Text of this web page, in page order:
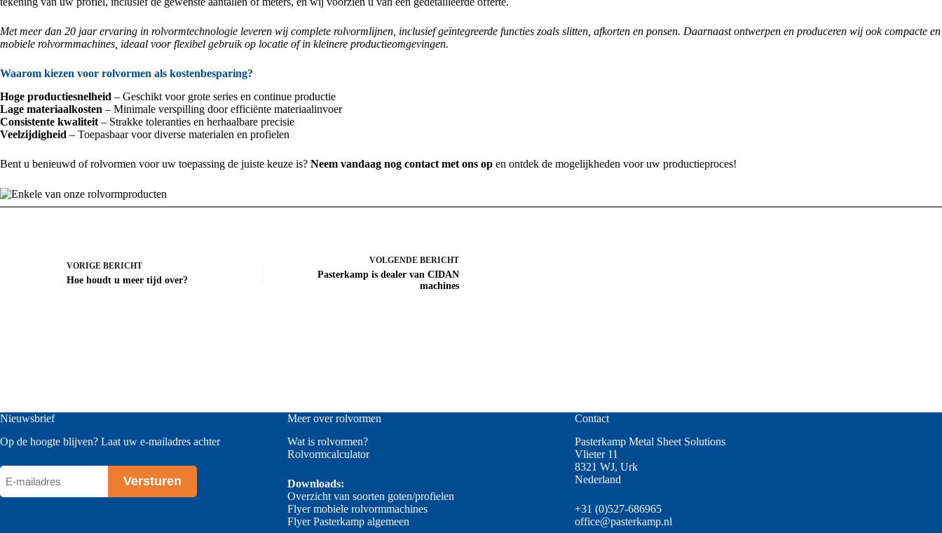
Met meer dan 20 jaar ervaring in rolvormtechnologie leveren wij complete rolvormlijnen , inclusief geïntegreerde functies zoals slitten, afkorten en ponsen. Daarnaast ontwerpen en produceren wij ook compacte en
mobiele rolvormmachines , ideaal voor flexibel gebruik op locatie of in kleinere productieomgevingen.
Waarom kiezen voor rolvormen als kostenbesparing?
Hoge productiesnelheid – Geschikt voor grote series en continue productie
Lage materiaalkosten – Minimale verspilling door efficiënte materiaalinvoer
Consistente kwaliteit – Strakke toleranties en herhaalbare precisie
Veelzijdigheid – Toepasbaar voor diverse materialen en profielen
Bent u benieuwd of rolvormen voor uw toepassing de juiste keuze is? Neem vandaag nog contact met ons op en ontdek de mogelijkheden voor uw productieproces!
VORIGE BERICHT
Hoe houdt u meer tijd over?
VOLGENDE BERICHT
Pasterkamp is dealer van CIDAN
machines
Nieuwsbrief
Op de hoogte blijven? Laat uw e-mailadres achter
E-
mailadres
Meer over rolvormen
Wat is rolvormen?
Rolvormcalculator
Downloads:
Overzicht van soorten goten/profielen
Flyer mobiele rolvormmachines
Flyer Pasterkamp algemeen
Contact
Pasterkamp Metal Sheet Solutions
Vlieter 11
8321 WJ, Urk
Nederland
+31 (0)527-686965
office@pasterkamp.nl